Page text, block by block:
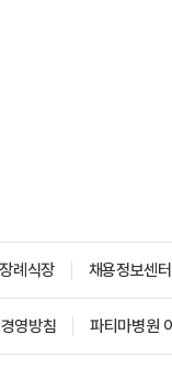
장례식장 채용정보센터
영방침 파티마병원